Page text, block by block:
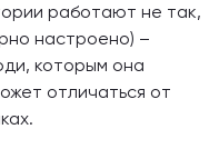
работают не так,
настроено) –
которым она
отличаться от